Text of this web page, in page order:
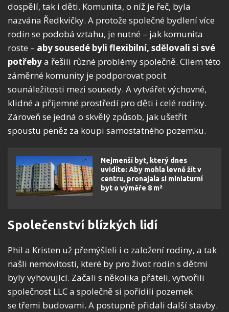
dospělí, tak i děti. Komunita, o níž je řeč, byla
nazvána Ředkvičky. A protože společné bydlení více
rodin se podobá vztahu, je nutné – jak komunita
roste – aby sousedé byli flexibilní, sdělovali si své
potřebya řešili různé problémy společně. Cílem této
záměrné komunity je podporovat pocit
sounáležitosti mezi sousedy. A vytvářet výchovné,
klidné a příjemné prostředí pro děti i celé rodiny.
Zároveň se jedná o skvělý způsob, jak ušetřit
spoustu peněz za koupi samostatného pozemku.
Nejmenší byt, který dnes
uvidíte: Aby mohla levně žít v
centru, pronajala si miniaturní
byt o výměře 8 m²
Společenství blízkých lidí
Phil a Kristen už přemýšleli i o založení rodiny, a tak
našli nemovitosti, které by pro život rodin s dětmi
byly vyhovující. Začali s několika přáteli, vytvořili
společnost LLC a společně si pořídili pozemek
se třemi budovami. A postupně přidali další stavby.